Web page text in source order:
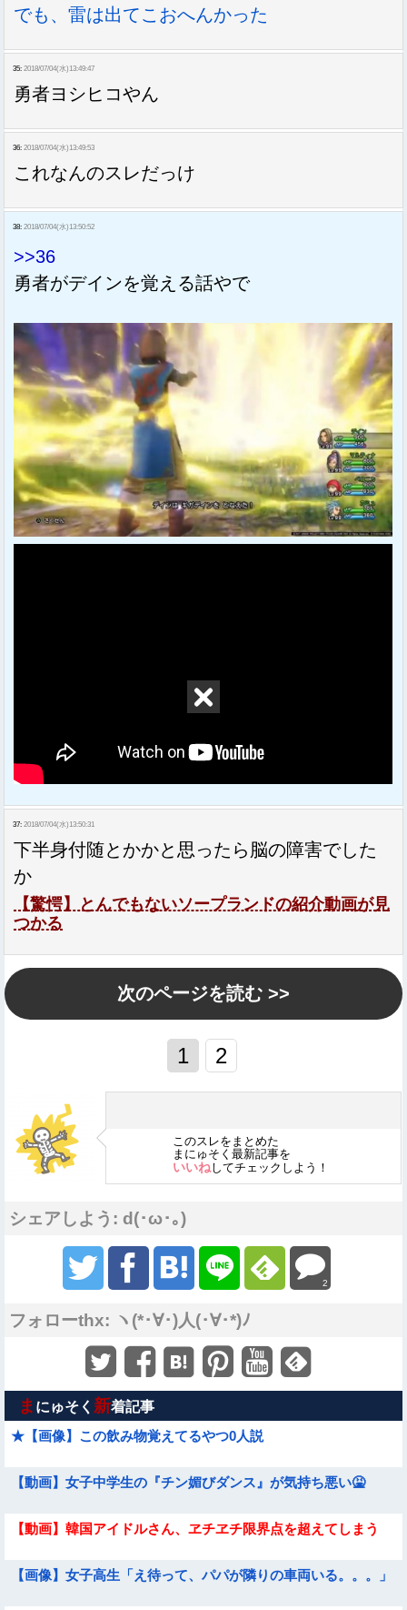
でも、雷は出てこおへんかった
35: 2018/07/04(水)13:49:47
勇者ヨシヒコやん
36: 2018/07/04(水)13:49:53
これなんのスレだっけ
38: 2018/07/04(水)13:50:52
>>36
勇者がデインを覚える話やで
37: 2018/07/04(水)13:50:31
下半身付随とかかと思ったら脳の障害でした
か
【驚愕】とんでもないソープランドの紹介動画が見
つかる
次のページを読む >>
1 2
このスレをまとめた
まにゅそく最新記事を
いいねしてチェックしよう！
シェアしよう: d(･ω･｡)
2
フォローthx: ヽ(*･∀･)人(･∀･*)ﾉ
ま にゅそく 新着記事
★【画像】この飲み物覚えてるやつ0人説
【動画】女子中学生の『チン媚びダンス』が気持ち悪い🤮
【動画】韓国アイドルさん、ヱチヱチ限界点を超えてしまう
【画像】女子高生「え待って、パパが隣りの車両いる。。。」